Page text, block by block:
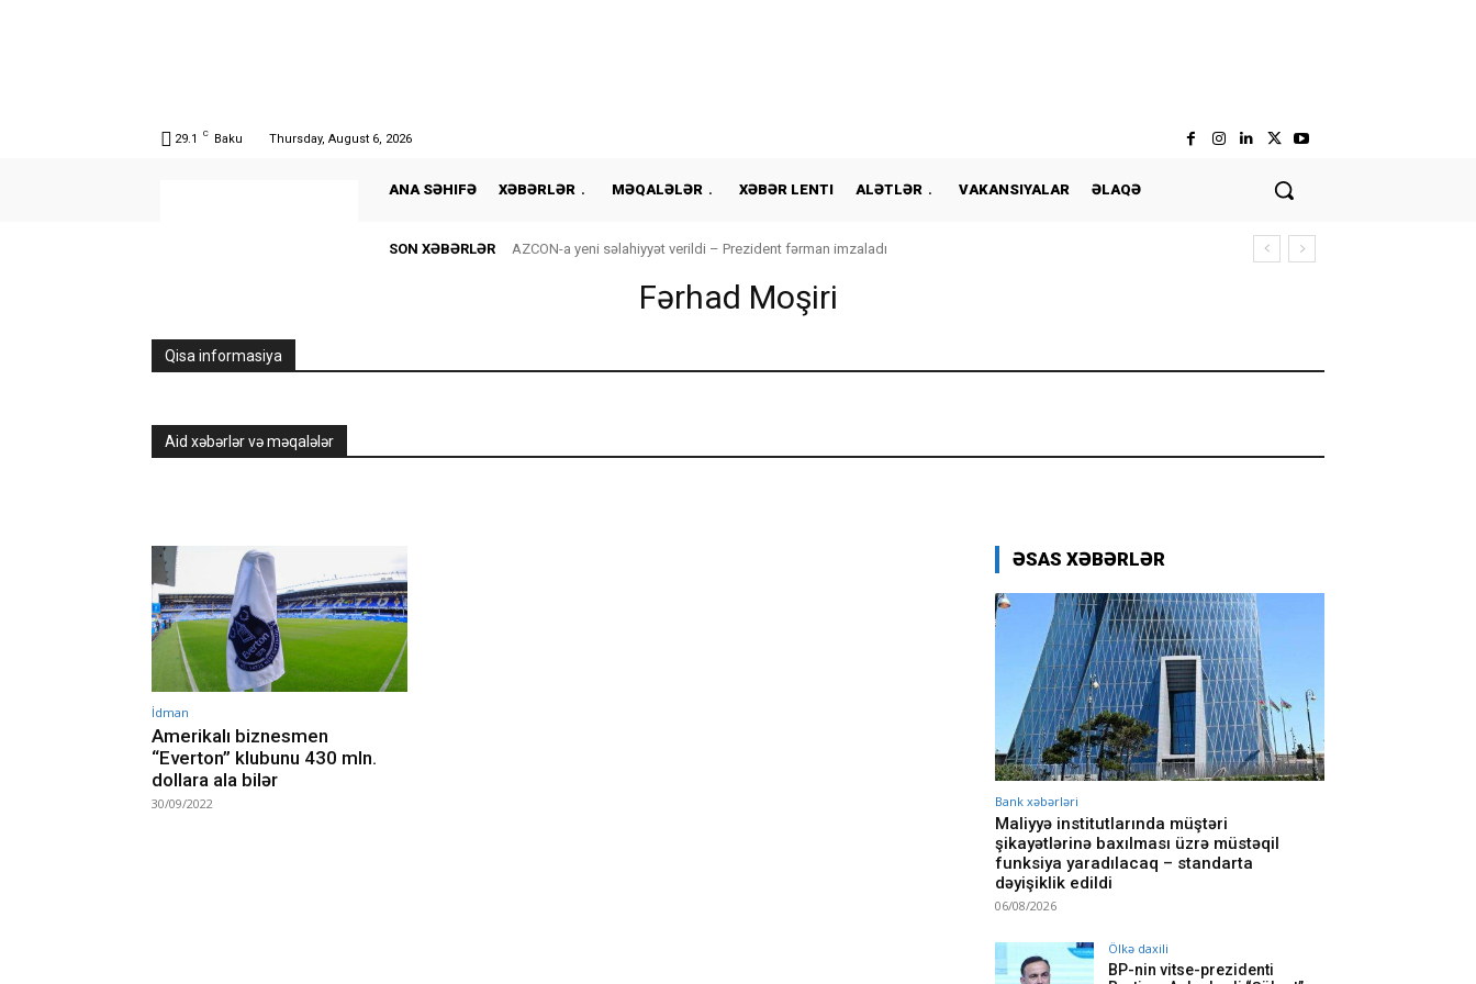
29.1 C Baku Thursday, August 6, 2026
ANA SƏHIFƏ XƏBƏRLƏR MƏQALƏLƏR XƏBƏR LENTI ALƏTLƏR VAKANSIYALAR ƏLAQƏ
SON XƏBƏRLƏR AZCON-a yeni səlahiyyət verildi – Prezident fərman imzaladı
Fərhad Moşiri
Qisa informasiya
Aid xəbərlər və məqalələr
İdman
Amerikalı biznesmen
“Everton” klubunu 430 mln.
dollara ala bilər
30/09/2022
ƏSAS XƏBƏRLƏR
Bank xəbərləri
Maliyyə institutlarında müştəri
şikayətlərinə baxılması üzrə müstəqil
funksiya yaradılacaq – standarta
dəyişiklik edildi
06/08/2026
Ölkə daxili
BP-nin vitse-prezidenti